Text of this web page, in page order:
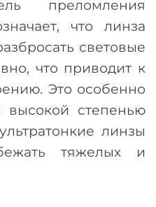
преломления
что линза
световые
что приводит к
Это особенно
степенью
линзы
тяжелых и